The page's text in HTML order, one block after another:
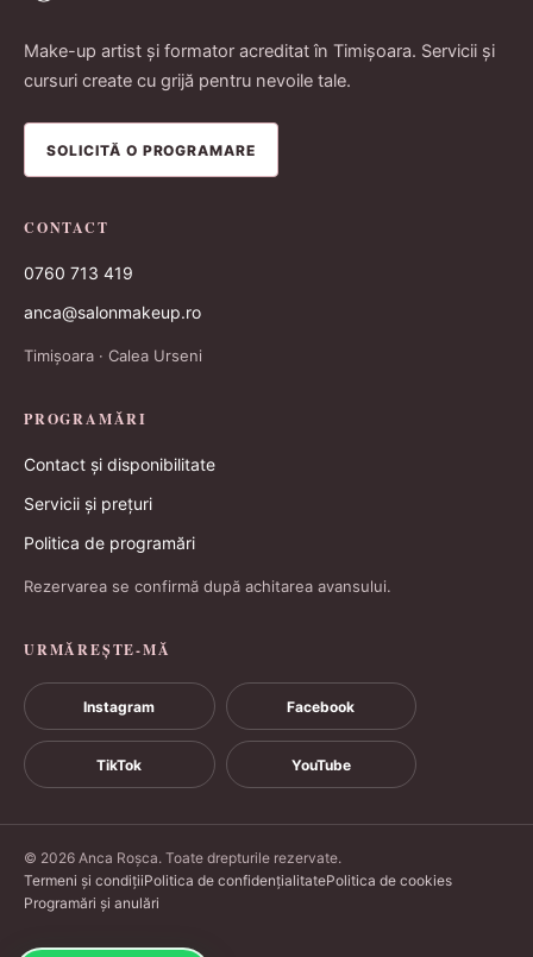
Make-up artist și formator acreditat în Timișoara. Servicii și
cursuri create cu grijă pentru nevoile tale.
SOLICITĂ O PROGRAMARE
CONTACT
0760 713 419
anca@salonmakeup.ro
Timișoara · Calea Urseni
PROGRAMĂRI
Contact și disponibilitate
Servicii și prețuri
Politica de programări
Rezervarea se confirmă după achitarea avansului.
URMĂREȘTE-MĂ
Instagram Facebook
TikTok YouTube
© 2026 Anca Roșca. Toate drepturile rezervate.
Termeni și condițiiPolitica de confidențialitatePolitica de cookies
Programări și anulări